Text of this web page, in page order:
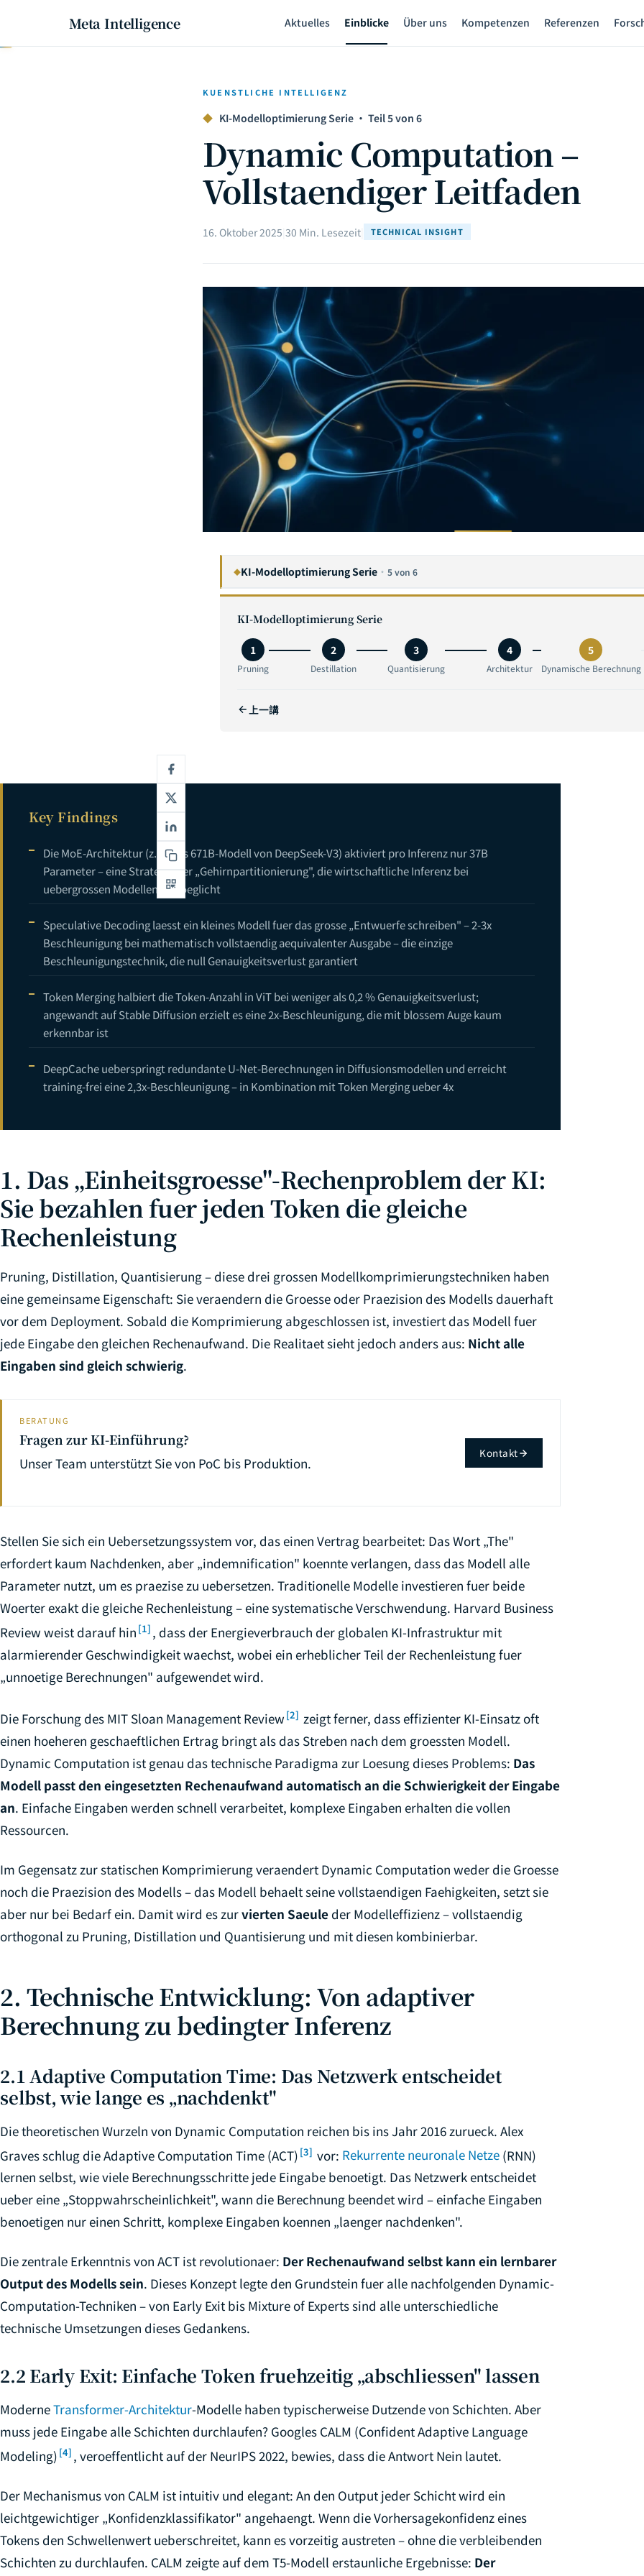
Meta Intelligence Aktuelles Einblicke Über uns Kompetenzen Referenzen
KUENSTLICHE INTELLIGENZ
◆ KI-Modelloptimierung Serie · Teil 5 von 6
Dynamic Computation –
Vollstaendiger Leitfaden
16. Oktober 2025 30 Min. Lesezeit TECHNICAL INSIGHT
◆KI-Modelloptimierung Serie · 5 von 6
3
5
KI-Modelloptimierung Serie
1
Pruning
2
Destillation
3
Quantisierung
4
Architektur
5
Dynamische Berechnung
上一講
Key Findings
Die MoE-Architektur (z. B. das 671B-Modell von DeepSeek-V3) aktiviert pro Inferenz nur 37B
Parameter – eine Strategie der „Gehirnpartitionierung", die wirtschaftliche Inferenz bei
uebergrossen Modellen ermoeglicht
Speculative Decoding laesst ein kleines Modell fuer das grosse „Entwuerfe schreiben" – 2-3x
Beschleunigung bei mathematisch vollstaendig aequivalenter Ausgabe – die einzige
Beschleunigungstechnik, die null Genauigkeitsverlust garantiert
Token Merging halbiert die Token-Anzahl in ViT bei weniger als 0,2 % Genauigkeitsverlust;
angewandt auf Stable Diffusion erzielt es eine 2x-Beschleunigung, die mit blossem Auge kaum
erkennbar ist
DeepCache ueberspringt redundante U-Net-Berechnungen in Diffusionsmodellen und erreicht
training-frei eine 2,3x-Beschleunigung – in Kombination mit Token Merging ueber 4x
1. Das „Einheitsgroesse"-Rechenproblem der KI:
Sie bezahlen fuer jeden Token die gleiche
Rechenleistung
Pruning, Distillation, Quantisierung – diese drei grossen Modellkomprimierungstechniken haben
eine gemeinsame Eigenschaft: Sie veraendern die Groesse oder Praezision des Modells dauerhaft
vor dem Deployment. Sobald die Komprimierung abgeschlossen ist, investiert das Modell fuer
jede Eingabe den gleichen Rechenaufwand. Die Realitaet sieht jedoch anders aus: Nicht alle
Eingaben sind gleich schwierig.
BERATUNG
Fragen zur KI-Einführung?
Unser Team unterstützt Sie von PoC bis Produktion.
Kontakt
Stellen Sie sich ein Uebersetzungssystem vor, das einen Vertrag bearbeitet: Das Wort „The"
erfordert kaum Nachdenken, aber „indemnification" koennte verlangen, dass das Modell alle
Parameter nutzt, um es praezise zu uebersetzen. Traditionelle Modelle investieren fuer beide
Woerter exakt die gleiche Rechenleistung – eine systematische Verschwendung. Harvard Business
Review weist darauf hin [1] , dass der Energieverbrauch der globalen KI-Infrastruktur mit
alarmierender Geschwindigkeit waechst, wobei ein erheblicher Teil der Rechenleistung fuer
„unnoetige Berechnungen" aufgewendet wird.
Die Forschung des MIT Sloan Management Review [2] zeigt ferner, dass effizienter KI-Einsatz oft
einen hoeheren geschaeftlichen Ertrag bringt als das Streben nach dem groessten Modell.
Dynamic Computation ist genau das technische Paradigma zur Loesung dieses Problems: Das
Modell passt den eingesetzten Rechenaufwand automatisch an die Schwierigkeit der Eingabe
an. Einfache Eingaben werden schnell verarbeitet, komplexe Eingaben erhalten die vollen
Ressourcen.
Im Gegensatz zur statischen Komprimierung veraendert Dynamic Computation weder die Groesse
noch die Praezision des Modells – das Modell behaelt seine vollstaendigen Faehigkeiten, setzt sie
aber nur bei Bedarf ein. Damit wird es zurvierten Saeule der Modelleffizienz – vollstaendig
orthogonal zu Pruning, Distillation und Quantisierung und mit diesen kombinierbar.
2. Technische Entwicklung: Von adaptiver
Berechnung zu bedingter Inferenz
2.1 Adaptive Computation Time: Das Netzwerk entscheidet
selbst, wie lange es „nachdenkt"
Die theoretischen Wurzeln von Dynamic Computation reichen bis ins Jahr 2016 zurueck. Alex
Graves schlug die Adaptive Computation Time (ACT) [3] vor: Rekurrente neuronale Netze (RNN)
lernen selbst, wie viele Berechnungsschritte jede Eingabe benoetigt. Das Netzwerk entscheidet
ueber eine „Stoppwahrscheinlichkeit", wann die Berechnung beendet wird – einfache Eingaben
benoetigen nur einen Schritt, komplexe Eingaben koennen „laenger nachdenken".
Die zentrale Erkenntnis von ACT ist revolutionaer: Der Rechenaufwand selbst kann ein lernbarer
Output des Modells sein. Dieses Konzept legte den Grundstein fuer alle nachfolgenden Dynamic-
Computation-Techniken – von Early Exit bis Mixture of Experts sind alle unterschiedliche
technische Umsetzungen dieses Gedankens.
2.2 Early Exit: Einfache Token fruehzeitig „abschliessen" lassen
ModerneTransformer-Architektur-Modelle haben typischerweise Dutzende von Schichten. Aber
muss jede Eingabe alle Schichten durchlaufen? Googles CALM (Confident Adaptive Language
Modeling) [4] , veroeffentlicht auf der NeurIPS 2022, bewies, dass die Antwort Nein lautet.
Der Mechanismus von CALM ist intuitiv und elegant: An den Output jeder Schicht wird ein
leichtgewichtiger „Konfidenzklassifikator" angehaengt. Wenn die Vorhersagekonfidenz eines
Tokens den Schwellenwert ueberschreitet, kann es vorzeitig austreten – ohne die verbleibenden
Schichten zu durchlaufen. CALM zeigte auf dem T5-Modell erstaunliche Ergebnisse: Der